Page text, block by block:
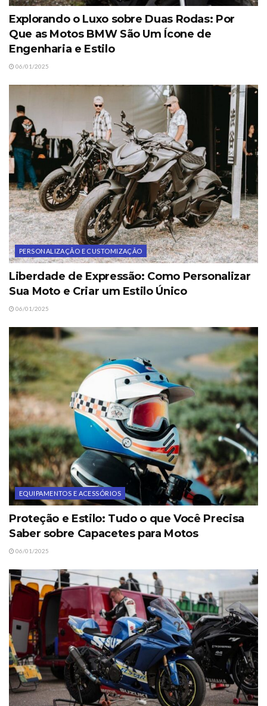
Explorando o Luxo sobre Duas Rodas: Por
Que as Motos BMW São Um Ícone de
Engenharia e Estilo
06/01/2025
PERSONALIZAÇÃO E CUSTOMIZAÇÃO
Liberdade de Expressão: Como Personalizar
Sua Moto e Criar um Estilo Único
06/01/2025
EQUIPAMENTOS E ACESSÓRIOS
Proteção e Estilo: Tudo o que Você Precisa
Saber sobre Capacetes para Motos
06/01/2025